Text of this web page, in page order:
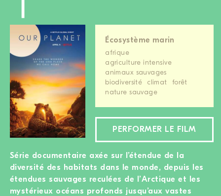
Écosystème marin
afrique
agriculture intensive
animaux sauvages
biodiversité
climat
forêt
nature sauvage
PERFORMER LE FILM
Série documentaire axée sur l’étendue de la
diversité des habitats dans le monde, depuis les
étendues sauvages reculées de l’Arctique et les
mystérieux océans profonds jusqu’aux vastes